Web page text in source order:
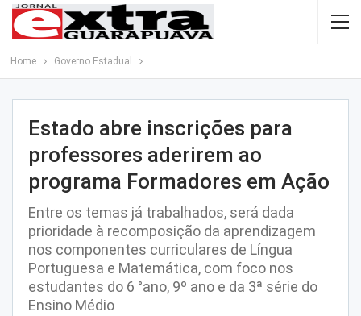
Home Governo Estadual
Estado abre inscrições para
professores aderirem ao
programa Formadores em Ação
Entre os temas já trabalhados, será dada
prioridade à recomposição da aprendizagem
nos componentes curriculares de Língua
Portuguesa e Matemática, com foco nos
estudantes do 6 °ano, 9º ano e da 3ª série do
Ensino Médio